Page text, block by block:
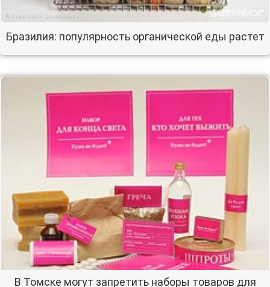
Бразилия: популярность органической еды растет
В Томске могут запретить наборы товаров для